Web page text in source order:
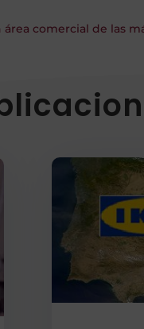
comercial de las